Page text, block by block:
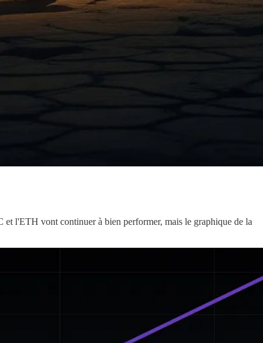
l'ETH vont continuer à bien performer, mais le graphique de la